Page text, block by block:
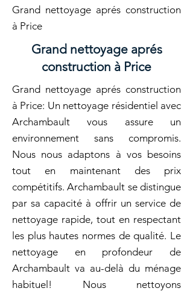
Grand nettoyage aprés construction
à Price
Grand nettoyage aprés
construction à Price
Grand nettoyage aprés construction
à Price: Un nettoyage résidentiel avec
Archambault vous assure un
environnement sans compromis.
Nous nous adaptons à vos besoins
tout en maintenant des prix
compétitifs. Archambault se distingue
par sa capacité à offrir un service de
nettoyage rapide, tout en respectant
les plus hautes normes de qualité. Le
nettoyage en profondeur de
Archambault va au-delà du ménage
habituel! Nous nettoyons